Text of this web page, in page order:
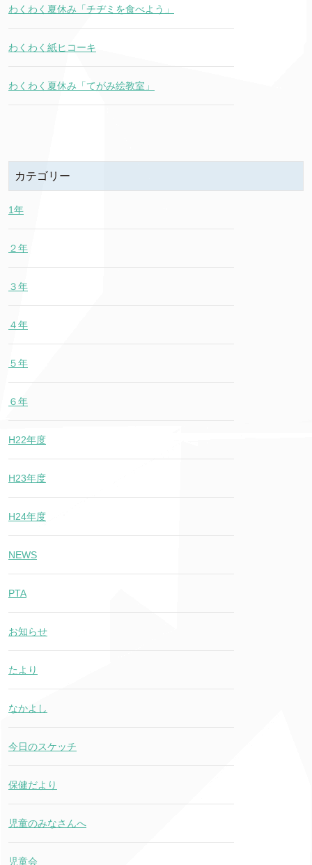
わくわく夏休み「チヂミを食べよう」
わくわく紙ヒコーキ
わくわく夏休み「てがみ絵教室」
カテゴリー
1年
２年
３年
４年
５年
６年
H22年度
H23年度
H24年度
NEWS
PTA
お知らせ
たより
なかよし
今日のスケッチ
保健だより
児童のみなさんへ
児童会